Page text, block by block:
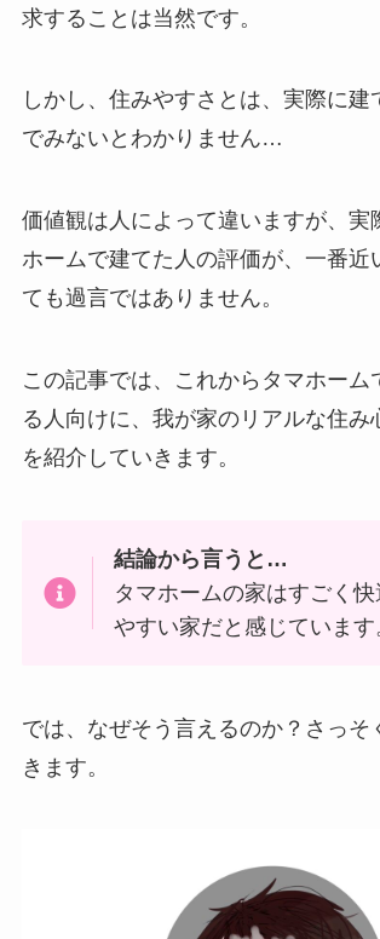
求することは当然です。
しかし、住みやすさとは、実際に建
でみないとわかりません…
価値観は人によって違いますが、実
ホームで建てた人の評価が、一番近
ても過言ではありません。
この記事では、これからタマホーム
る人向けに、我が家のリアルな住み
を紹介していきます。
結論から言うと…
タマホームの家はすごく快
やすい家だと感じています
では、なぜそう言えるのか？さっそ
きます。